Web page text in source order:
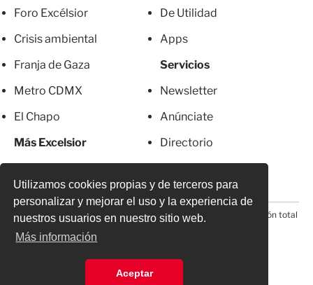
Utilizamos cookies propias y de terceros para
personalizar y mejorar el uso y la experiencia de
nuestros usuarios en nuestro sitio web.
Más información
Aceptar
Foro Excélsior
Crisis ambiental
Franja de Gaza
Metro CDMX
El Chapo
Más Excelsior
De Utilidad
Apps
Servicios
Newsletter
Anúnciate
Directorio
© 2026 Todos los derechos reservados. Prohibida la reproducción total
o parcial, incluyendo cualquier medio electrónico*